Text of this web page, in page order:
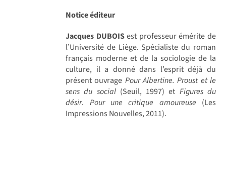
Notice éditeur
Jacques DUBOISest professeur émérite de
l’Université de Liège. Spécialiste du roman
français moderne et de la sociologie de la
culture, il a donné dans l’esprit déjà du
présent ouvrage Pour Albertine. Proust et le
sens du social(Seuil, 1997) et Figures du
désir. Pour une critique amoureuse (Les
Impressions Nouvelles, 2011).